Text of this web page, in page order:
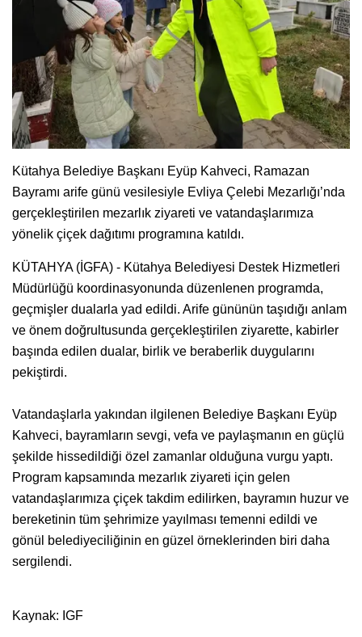
Kütahya Belediye Başkanı Eyüp Kahveci, Ramazan
Bayramı arife günü vesilesiyle Evliya Çelebi Mezarlığı’nda
gerçekleştirilen mezarlık ziyareti ve vatandaşlarımıza
yönelik çiçek dağıtımı programına katıldı.
KÜTAHYA (İGFA) - Kütahya Belediyesi Destek Hizmetleri
Müdürlüğü koordinasyonunda düzenlenen programda,
geçmişler dualarla yad edildi. Arife gününün taşıdığı anlam
ve önem doğrultusunda gerçekleştirilen ziyarette, kabirler
başında edilen dualar, birlik ve beraberlik duygularını
pekiştirdi.
Vatandaşlarla yakından ilgilenen Belediye Başkanı Eyüp
Kahveci, bayramların sevgi, vefa ve paylaşmanın en güçlü
şekilde hissedildiği özel zamanlar olduğuna vurgu yaptı.
Program kapsamında mezarlık ziyareti için gelen
vatandaşlarımıza çiçek takdim edilirken, bayramın huzur ve
bereketinin tüm şehrimize yayılması temenni edildi ve
gönül belediyeciliğinin en güzel örneklerinden biri daha
sergilendi.
Kaynak: IGF